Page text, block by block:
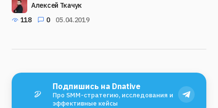
Алексей Ткачук
118
0 05.04.2019
Подпишись на Dnative
Про SMM-стратегию, исследования и
эффективные кейсы